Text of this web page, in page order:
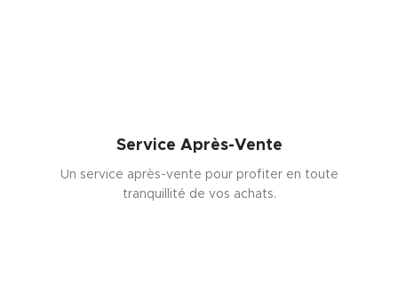
Service Après-Vente
Un service après-vente pour profiter en toute
tranquillité de vos achats.